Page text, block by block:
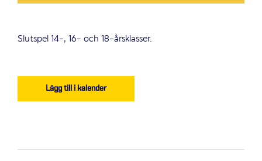
Slutspel 14-, 16- och 18-årsklasser.
Lägg till i kalender